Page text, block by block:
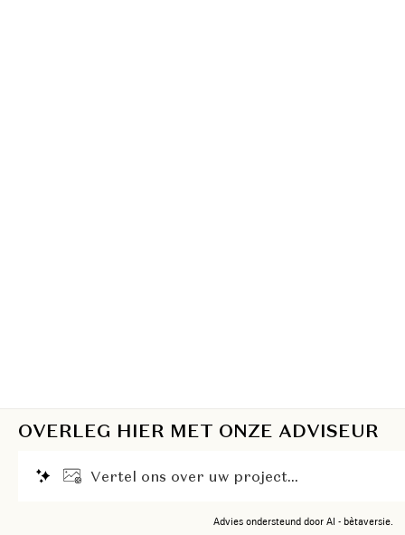
OVERLEG HIER MET ONZE ADVISEUR
Vertel ons over uw project...
Advies ondersteund door AI - bètaversie.